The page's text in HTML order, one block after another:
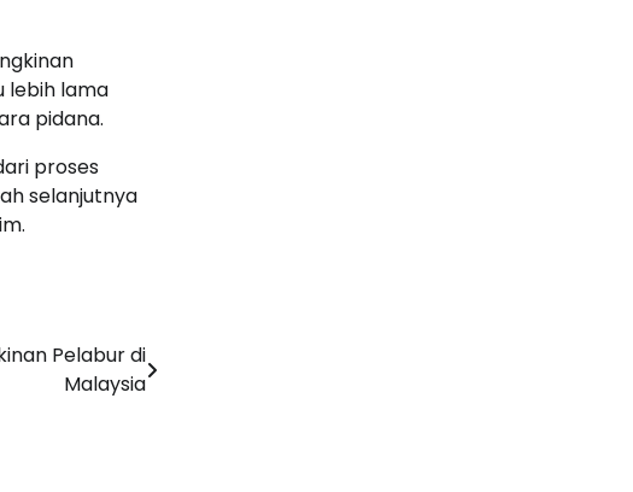
lebih lama
pidana.
proses
selanjutnya
Pelabur di
Malaysia